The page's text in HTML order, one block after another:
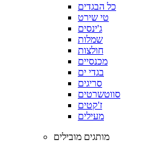
כל הבגדים
טי שירט
ג'ינסים
שמלות
חולצות
מכנסיים
בגדי ים
סריגים
סווטשרטים
ז'קטים
מעילים
מותגים מובילים